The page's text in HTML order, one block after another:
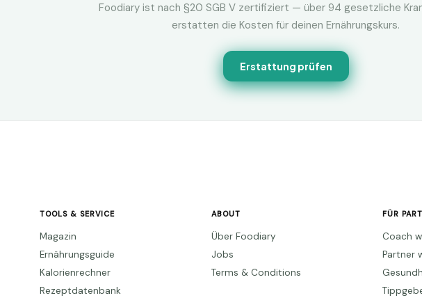
Foodiary ist nach §20 SGB V zertifiziert — über 94 gesetzliche
erstatten die Kosten für deinen Ernährungskurs.
Erstattung prüfen
TOOLS & SERVICE
Magazin
Ernährungsguide
Kalorienrechner
Rezeptdatenbank
ABOUT
Über Foodiary
Jobs
Terms & Conditions
FÜR
Coach
Partner